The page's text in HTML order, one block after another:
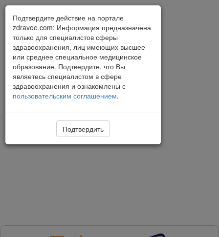
Подтвердите действие на портале
zdravoe.com: Информация предназначена
только для специалистов сферы
здравоохранения, лиц имеющих высшее
или среднее специальное медицинское
образование. Подтвердите, что Вы
являетесь специалистом в сфере
здравоохранения и ознакомлены с
пользовательским соглашением.
Подтвердить